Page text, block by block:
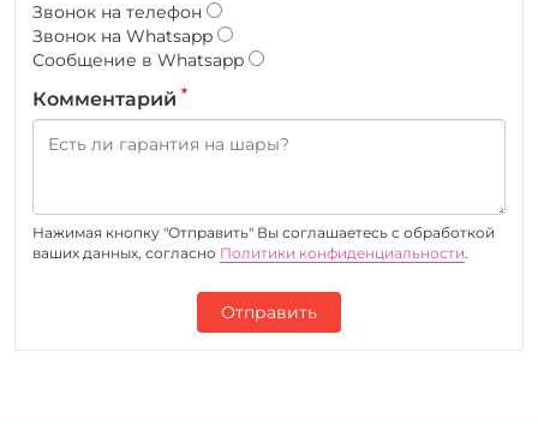
Звонок на телефон
Звонок на Whatsapp
Сообщение в Whatsapp
Комментарий *
Нажимая кнопку "Отправить" Вы соглашаетесь c обработкой
ваших данных, согласно Политики конфиденциальности.
Отправить